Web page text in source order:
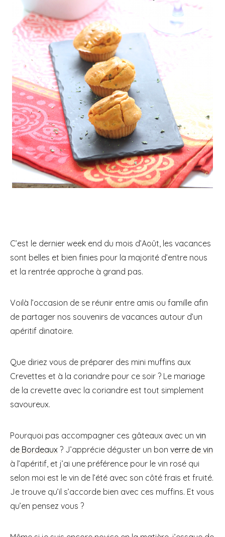
C’est le dernier week end du mois d’Août, les vacances
sont belles et bien finies pour la majorité d’entre nous
et la rentrée approche à grand pas.
Voilà l’occasion de se réunir entre amis ou famille afin
de partager nos souvenirs de vacances autour d’un
apéritif dinatoire.
Que diriez vous de préparer des mini muffins aux
Crevettes et à la coriandre pour ce soir ? Le mariage
de la crevette avec la coriandre est tout simplement
savoureux.
Pourquoi pas accompagner ces gâteaux avec un vin
de Bordeaux ? J’apprécie déguster un bon verre de vin
à l’apéritif, et j’ai une préférence pour le vin rosé qui
selon moi est le vin de l’été avec son côté frais et fruité.
Je trouve qu’il s’accorde bien avec ces muffins. Et vous
qu’en pensez vous ?